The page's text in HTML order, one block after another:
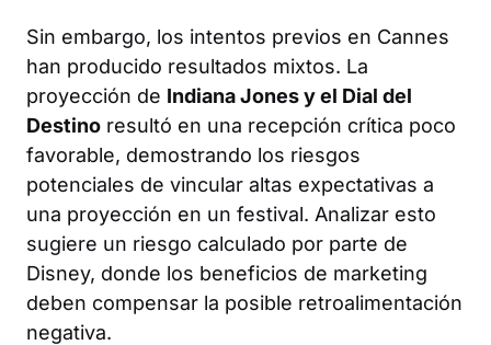
Sin embargo, los intentos previos en Cannes
han producido resultados mixtos. La
proyección de Indiana Jones y el Dial del
Destino resultó en una recepción crítica poco
favorable, demostrando los riesgos
potenciales de vincular altas expectativas a
una proyección en un festival. Analizar esto
sugiere un riesgo calculado por parte de
Disney, donde los beneficios de marketing
deben compensar la posible retroalimentación
negativa.